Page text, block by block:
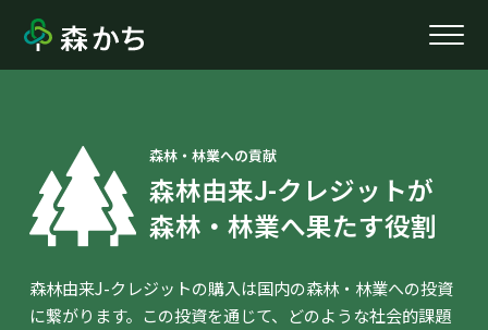
森林・林業への貢献
森林由来J-クレジットが
森林・林業へ果たす役割
森林由来J-クレジットの購入は国内の森林・林業への投資
に繋がります。この投資を通じて、どのような社会的課題